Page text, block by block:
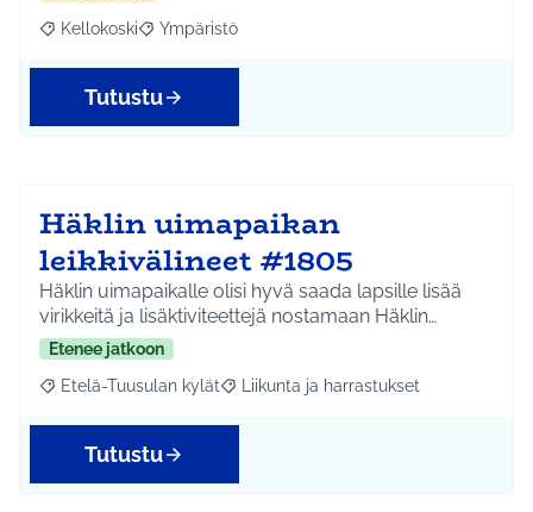
Rajaa tulokset aihepiirin mukaan: Kellokoski
Kellokoski Rajaa tulokset teeman mukaan: Ympäristö
Ympäristö
Tutustu
Häklin uimapaikan
leikkivälineet #1805
Häklin uimapaikalle olisi hyvä saada lapsille lisää
virikkeitä ja lisäktiviteettejä nostamaan Häklin…
Etenee jatkoon
Rajaa tulokset aihepiirin mukaan: Etelä-Tuusulan kylät
Etelä-Tuusulan kylät Rajaa tulokset teeman mukaan:
Liikunta ja harrastukset
Tutustu